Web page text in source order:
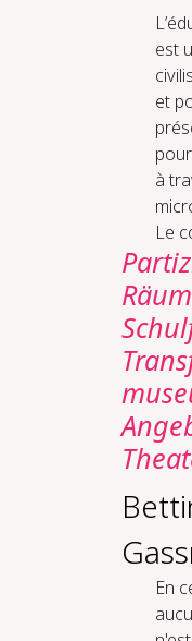
est
et
à
Le
En